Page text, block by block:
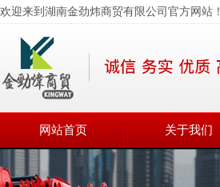
欢迎来到湖南金劲炜商贸有限公司官方网站！
网站首页 关于我们